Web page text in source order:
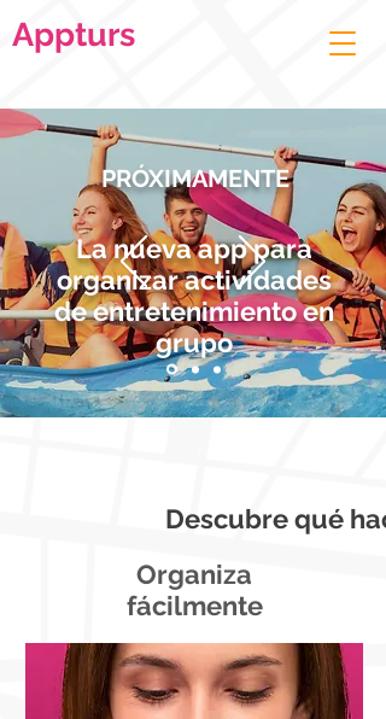
Appturs
PRÓXIMAMENTE
La nueva app para
organizar actividades
de entretenimiento en
grupo
Descubre qué
Organiza
fácilmente